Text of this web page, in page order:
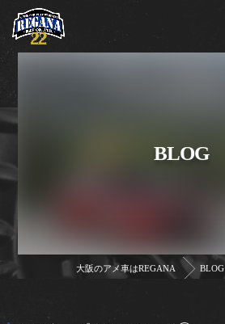
BLOG
大阪のアメ車はREGANA BLOG